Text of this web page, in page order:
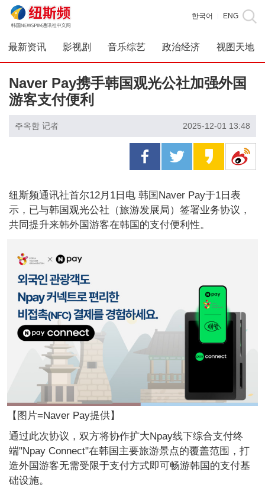
한국어 ENG
最新资讯 影视剧 音乐综艺 政治经济 视图天地
Naver Pay携手韩国观光公社加强外国
游客支付便利
주옥함 记者 2025-12-01 13:48
纽斯频通讯社首尔12月1日电 韩国Naver Pay于1日表
示，已与韩国观光公社（旅游发展局）签署业务协议，
共同提升来韩外国游客在韩国的支付便利性。
【图片=Naver Pay提供】
通过此次协议，双方将协作扩大Npay线下综合支付终
端"Npay Connect"在韩国主要旅游景点的覆盖范围，打
造外国游客无需受限于支付方式即可畅游韩国的支付基
础设施。